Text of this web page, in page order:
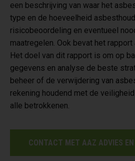
een beschrijving van waar het
type en de hoeveelheid
risicobeoordeling en eventueel
maatregelen. Ook bevat het
Het doel van dit rapport is om op
gegevens en analyse de beste
beheer of de verwijdering van
rekening houdend met de
alle betrokkenen.
CONTACT MET AAZ ADVIES